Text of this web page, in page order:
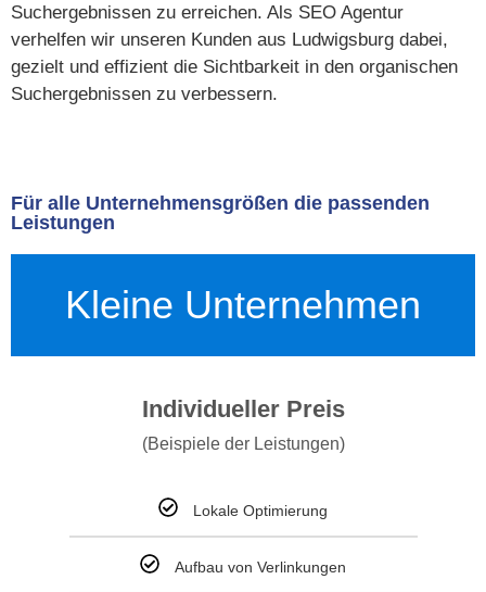
Suchergebnissen zu erreichen. Als SEO Agentur
verhelfen wir unseren Kunden aus Ludwigsburg dabei,
gezielt und effizient die Sichtbarkeit in den organischen
Suchergebnissen zu verbessern.
Für alle Unternehmensgrößen die passenden
Leistungen
Kleine Unternehmen
Individueller Preis
(Beispiele der Leistungen)
Lokale Optimierung
Aufbau von Verlinkungen